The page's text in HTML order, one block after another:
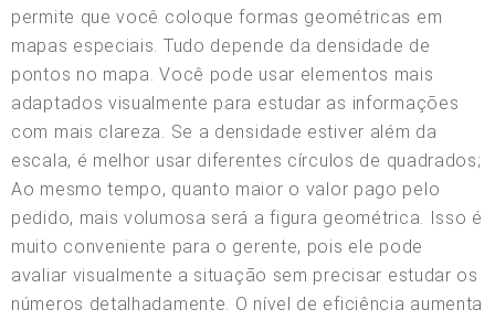
permite que você coloque formas geométricas em
mapas especiais. Tudo depende da densidade de
pontos no mapa. Você pode usar elementos mais
adaptados visualmente para estudar as informações
com mais clareza. Se a densidade estiver além da
escala, é melhor usar diferentes círculos de quadrados;
Ao mesmo tempo, quanto maior o valor pago pelo
pedido, mais volumosa será a figura geométrica. Isso é
muito conveniente para o gerente, pois ele pode
avaliar visualmente a situação sem precisar estudar os
números detalhadamente. O nível de eficiência aumenta